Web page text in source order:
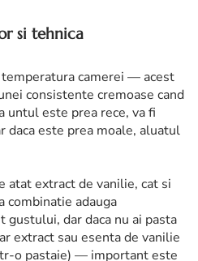
si tehnica
camerei — acest
consistente cremoase cand
untul este prea rece, va fi
daca este prea moale, aluatul
atat extract de vanilie, cat si
combinatie adauga
gustului, dar daca nu ai pasta
extract sau esenta de vanilie
o pastaie) — important este